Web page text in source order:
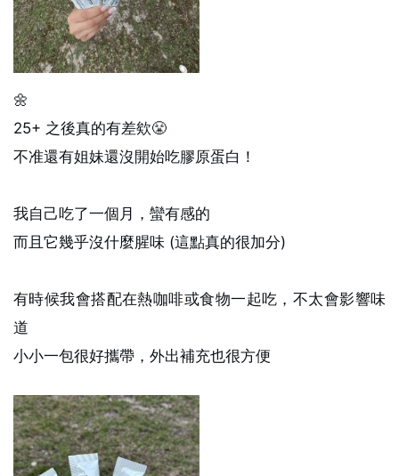
🌼
25+ 之後真的有差欸😤
不准還有姐妹還沒開始吃膠原蛋白！
我自己吃了一個月，蠻有感的
而且它幾乎沒什麼腥味 (這點真的很加分)
有時候我會搭配在熱咖啡或食物一起吃，不太會影響味
道
小小一包很好攜帶，外出補充也很方便